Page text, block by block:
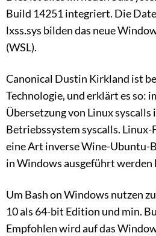
Build 14251 integriert. Die
lxss.sys bilden das neue
(WSL).
Canonical Dustin Kirkland ist
Technologie, und erklärt es so:
Übersetzung von Linux
Betriebssystem syscalls. Linux-
eine Art inverse Wine-Ubuntu-
in Windows ausgeführt werden
Um Bash on Windows nutzen
10 als 64-bit Edition und min.
Empfohlen wird auf das